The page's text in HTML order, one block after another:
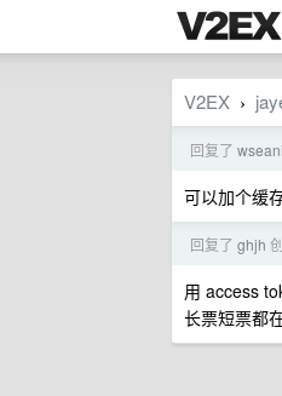
V2EX ›
回复了 wseani
可以加个缓
回复了 ghjh
用 access
长票短票都